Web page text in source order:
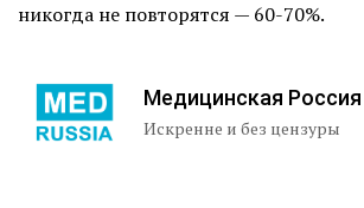
никогда не повторятся — 60-70%.
Медицинская Россия
Искренне и без цензуры